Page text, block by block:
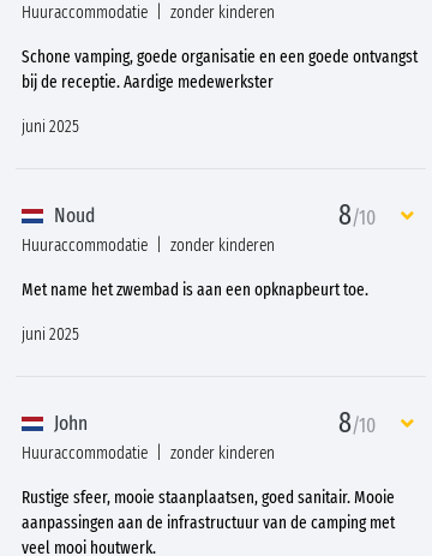
Huuraccommodatie zonder kinderen
Schone vamping, goede organisatie en een goede ontvangst
bij de receptie. Aardige medewerkster
juni 2025
Noud 8/10
Huuraccommodatie zonder kinderen
Met name het zwembad is aan een opknapbeurt toe.
juni 2025
John 8/10
Huuraccommodatie zonder kinderen
Rustige sfeer, mooie staanplaatsen, goed sanitair. Mooie
aanpassingen aan de infrastructuur van de camping met
veel mooi houtwerk.